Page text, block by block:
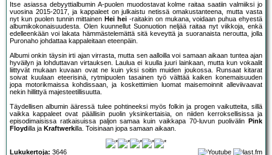
Itse asiassa debyyttialbumin A-puolen muodostavat kolme raitaa saatiin valmiiksi jo
vuosina 2015-2017, ja kappaleet on julkaistu netissä omakustanteena, mutta vasta
nyt kun puolen tunnin mittainen Hei hei -raitakin on mukana, voidaan puhua ehyestä
albumikokonaisuudesta. Olen kuunnellut Suonuotion neljää raitaa nyt viikkoja, enkä
edelleenkään voi lakata hämmästelemättä sitä keveyttä ja suoranaista neroutta, jolla
Puronaho johdattaa kappaleitaan eteenpäin.
Albumi onkin täysin irti ajan virrasta, mutta sen aalloilla voi samaan aikaan tuntea ajan
hyväilyn ja lohduttavan virtauksen. Laulua ei kuulla juuri lainkaan, mutta kun vokaalit
liittyvät mukaan kuvaan ovat ne kuin yksi soitin muiden joukossa. Runsaat kitarat
soivat kuulaan eteerisinä, rytmipuolen tasainen työ välttää kaiken konemaisuuden
jopa motorikmaissa kohdissaan, ja koskettimien luomat maisemoinnit alleviivaavat
nekin hillittyä majesteetillisuutta.
Täydellisen albumin ääressä tulee pohtineeksi myös folkin ja progen vaikutteita, sillä
vaikka kappaleet ovat päällisin puolin yksinkertaisia, on niiden kerroksellisissa ja
episodimaisissa ratkaisuissa paljon samaa kuin vaikkapa 70-luvun puolivälin
Pink
Floydilla ja Kraftwerkilla. Toisinaan jopa samaan aikaan.
Lukukertoja: 3646